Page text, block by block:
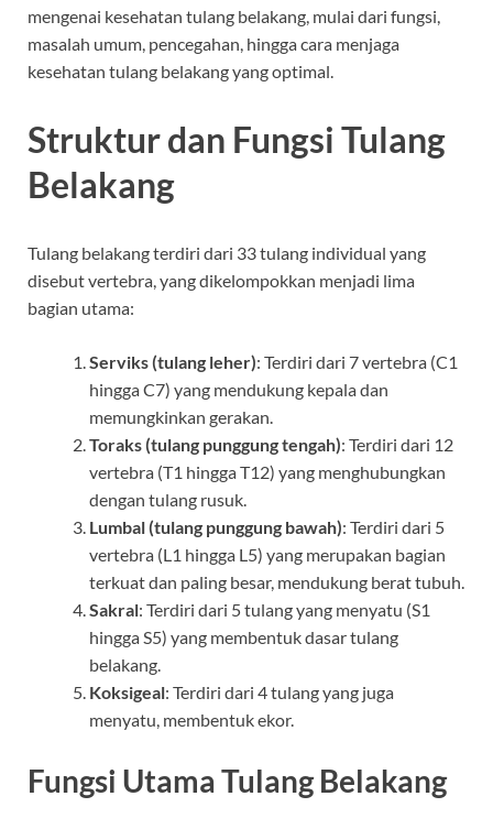
mengenai kesehatan tulang belakang, mulai dari fungsi,
masalah umum, pencegahan, hingga cara menjaga
kesehatan tulang belakang yang optimal.
Struktur dan Fungsi Tulang
Belakang
Tulang belakang terdiri dari 33 tulang individual yang
disebut vertebra, yang dikelompokkan menjadi lima
bagian utama:
Serviks (tulang leher): Terdiri dari 7 vertebra (C1
hingga C7) yang mendukung kepala dan
memungkinkan gerakan.
Toraks (tulang punggung tengah): Terdiri dari 12
vertebra (T1 hingga T12) yang menghubungkan
dengan tulang rusuk.
Lumbal (tulang punggung bawah): Terdiri dari 5
vertebra (L1 hingga L5) yang merupakan bagian
terkuat dan paling besar, mendukung berat tubuh.
Sakral: Terdiri dari 5 tulang yang menyatu (S1
hingga S5) yang membentuk dasar tulang
belakang.
Koksigeal: Terdiri dari 4 tulang yang juga
menyatu, membentuk ekor.
Fungsi Utama Tulang Belakang